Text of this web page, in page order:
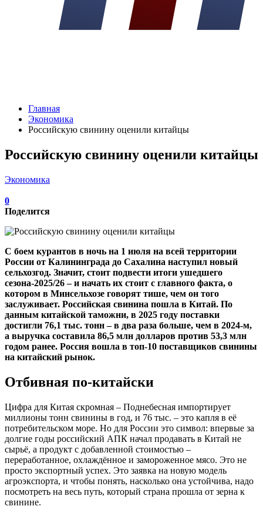
Главная
Экономика
Российскую свинину оценили китайцы
Российскую свинину оценили китайцы
Экономика
0
Поделится
С боем курантов в ночь на 1 июля на всей территории
России от Калининграда до Сахалина наступил новый
сельхозгод. Значит, стоит подвести итоги ушедшего
сезона‑2025/26 – и начать их стоит с главного факта, о
котором в Минсельхозе говорят тише, чем он того
заслуживает. Российская свинина пошла в Китай. По
данным китайской таможни, в 2025 году поставки
достигли 76,1 тыс. тонн – в два раза больше, чем в 2024-м,
а выручка составила 86,5 млн долларов против 53,3 млн
годом ранее. Россия вошла в топ‑10 поставщиков свинины
на китайский рынок.
Отбивная по-китайски
Цифра для Китая скромная – Поднебесная импортирует
миллионы тонн свинины в год, и 76 тыс. – это капля в её
потребительском море. Но для России это символ: впервые за
долгие годы российский АПК начал продавать в Китай не
сырьё, а продукт с добавленной стоимостью –
переработанное, охлаждённое и замороженное мясо. Это не
просто экспортный успех. Это заявка на новую модель
агроэкспорта, и чтобы понять, насколько она устойчива, надо
посмотреть на весь путь, который страна прошла от зерна к
свинине.